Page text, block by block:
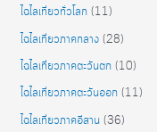
ไฉไลเที่ยวทั่วโลก (11)
ไฉไลเที่ยวภาคกลาง (28)
ไฉไลเที่ยวภาคตะวันตก (10)
ไฉไลเที่ยวภาคตะวันออก (11)
ไฉไลเที่ยวภาคอีสาน (36)